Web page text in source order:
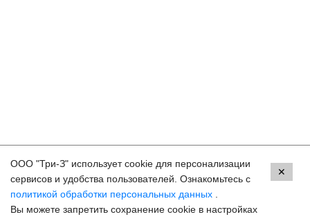
Контакты
Ессентуки, ул. Кисловодская, 90
ООО "Три-З" использует cookie для персонализации
сервисов и удобства пользователей. Ознакомьтесь с
политикой обработки персональных данных
Вы можете запретить сохранение cookie в настройках
✕